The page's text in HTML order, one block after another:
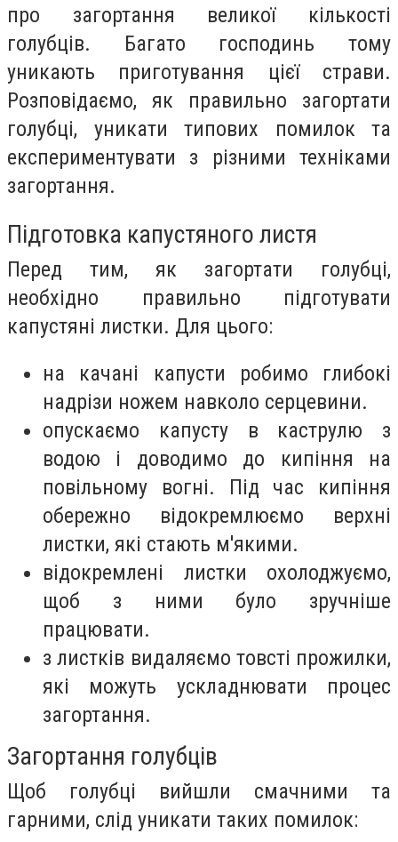
про загортання великої кількості
голубців. Багато господинь тому
уникають приготування цієї страви.
Розповідаємо, як правильно загортати
голубці, уникати типових помилок та
експериментувати з різними техніками
загортання.
Підготовка капустяного листя
Перед тим, як загортати голубці,
необхідно правильно підготувати
капустяні листки. Для цього:
на качані капусти робимо глибокі
надрізи ножем навколо серцевини.
опускаємо капусту в каструлю з
водою і доводимо до кипіння на
повільному вогні. Під час кипіння
обережно відокремлюємо верхні
листки, які стають м'якими.
відокремлені листки охолоджуємо,
щоб з ними було зручніше
працювати.
з листків видаляємо товсті прожилки,
які можуть ускладнювати процес
загортання.
Загортання голубців
Щоб голубці вийшли смачними та
гарними, слід уникати таких помилок: